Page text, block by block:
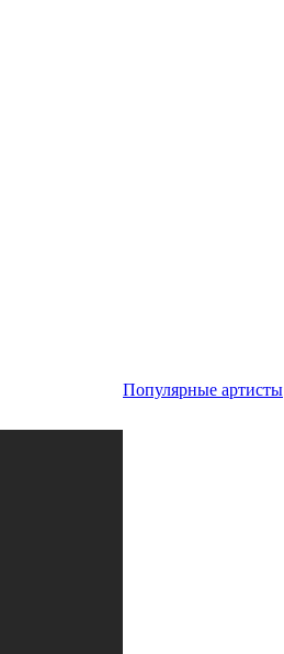
Популярные артисты